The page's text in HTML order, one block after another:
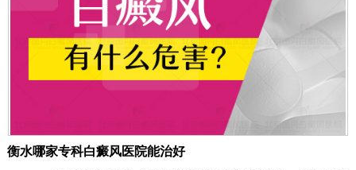
衡水哪家专科白癜风医院能治好